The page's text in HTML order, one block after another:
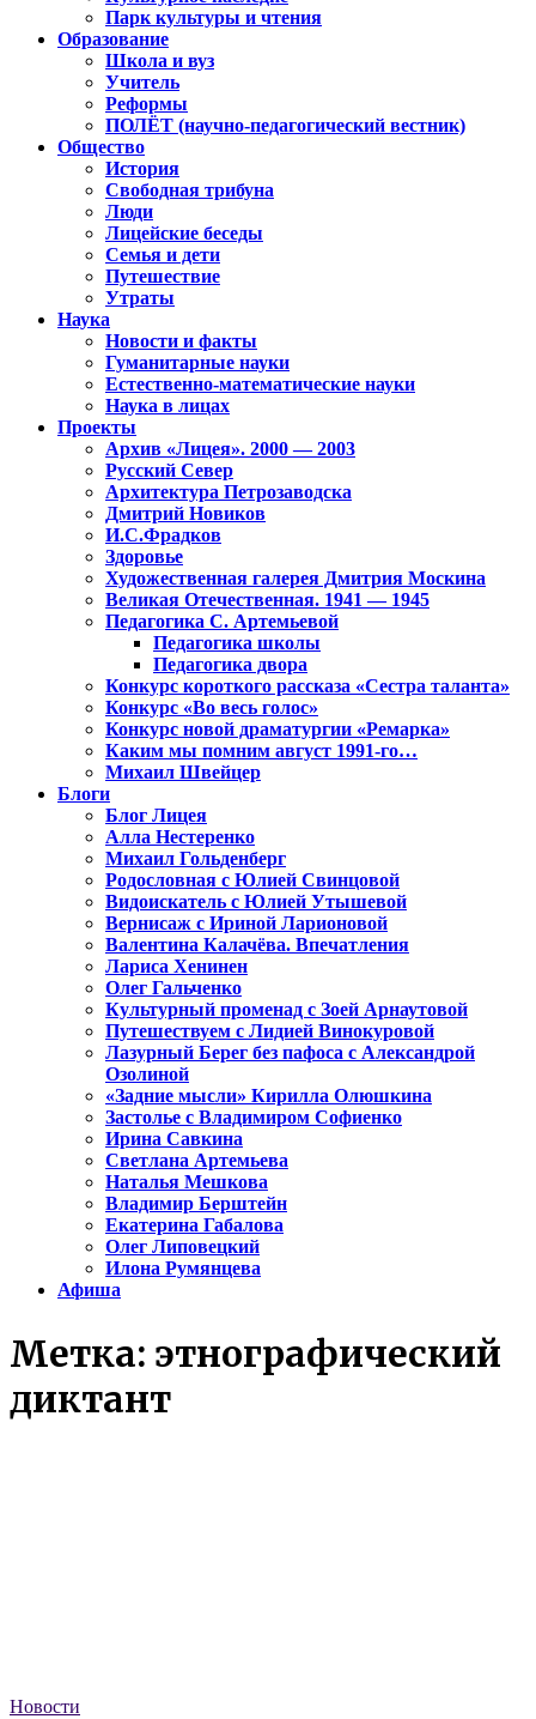
Парк культуры и чтения
Образование
Школа и вуз
Учитель
Реформы
ПОЛЁТ (научно-педагогический вестник)
Общество
История
Свободная трибуна
Люди
Лицейские беседы
Семья и дети
Путешествие
Утраты
Наука
Новости и факты
Гуманитарные науки
Естественно-математические науки
Наука в лицах
Проекты
Архив «Лицея». 2000 — 2003
Русский Север
Архитектура Петрозаводска
Дмитрий Новиков
И.С.Фрадков
Здоровье
Художественная галерея Дмитрия Москина
Великая Отечественная. 1941 — 1945
Педагогика С. Артемьевой
Педагогика школы
Педагогика двора
Конкурс короткого рассказа «Сестра таланта»
Конкурс «Во весь голос»
Конкурс новой драматургии «Ремарка»
Каким мы помним август 1991-го…
Михаил Швейцер
Блоги
Блог Лицея
Алла Нестеренко
Михаил Гольденберг
Родословная с Юлией Свинцовой
Видоискатель с Юлией Утышевой
Вернисаж с Ириной Ларионовой
Валентина Калачёва. Впечатления
Лариса Хенинен
Олег Гальченко
Культурный променад с Зоей Арнаутовой
Путешествуем с Лидией Винокуровой
Лазурный Берег без пафоса с Александрой
Озолиной
«Задние мысли» Кирилла Олюшкина
Застолье с Владимиром Софиенко
Ирина Савкина
Светлана Артемьева
Наталья Мешкова
Владимир Берштейн
Екатерина Габалова
Олег Липовецкий
Илона Румянцева
Афиша
Метка: этнографический
диктант
Новости